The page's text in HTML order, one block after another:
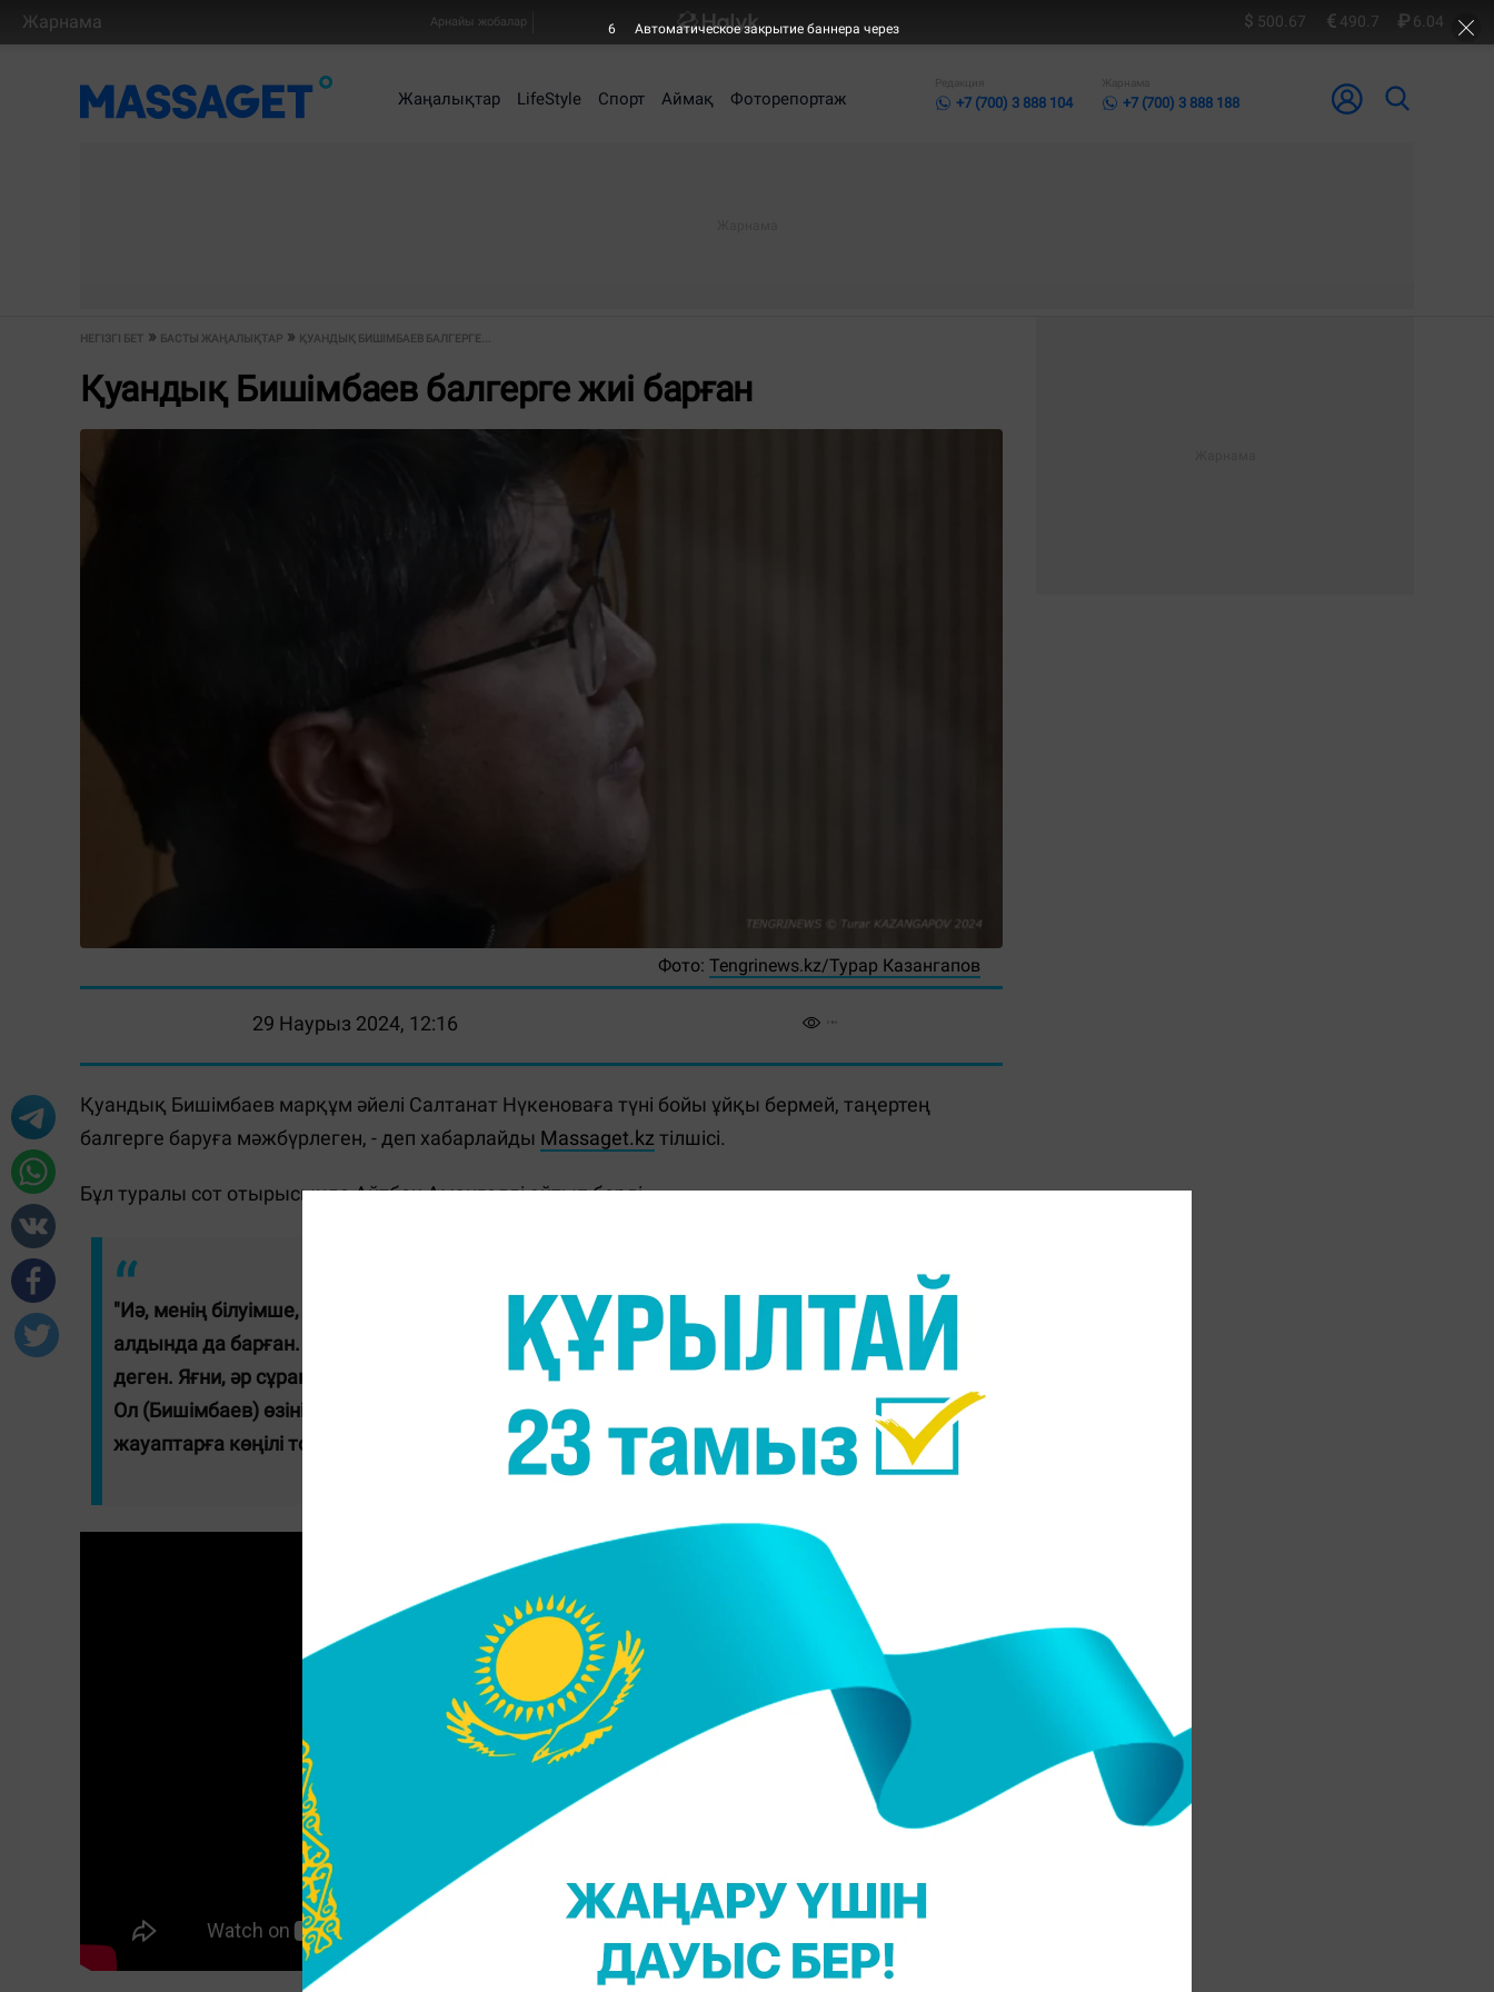
Жарнама Арнайы жобалар 500.67 490.7 6.04
Жаңалықтар LifeStyle Спорт Аймақ Фоторепортаж
Редакция
+7 (700) 3 888 104
Жарнама
+7 (700) 3 888 188
НЕГІЗГІ БЕТ БАСТЫ ЖАҢАЛЫҚТАР ҚУАНДЫҚ БИШІМБАЕВ БАЛГЕРГЕ...
Қуандық Бишімбаев балгерге жиі барған
Фото: Tengrinews.kz/Турар Казангапов
29 Наурыз 2024, 12:16
Қуандық Бишімбаев марқұм әйелі Салтанат Нүкеноваға түні бойы ұйқы бермей, таңертең
балгерге баруға мәжбүрлеген, - деп хабарлайды Massaget.kz тілшісі.
Бұл туралы сот отырысында Айтбек Амангелді айтып берді.
"Иә, менің білуімше, Қуандық балгерлерге жиі баратын. Тіпті Салтанатпен кездесер
алдында да барған. Балгер "иә, сендерде бәрі жақсы болады, ол сені жақсы көріп қалады"
деген. Яғни, әр сұрақ бойынша баратын. Салтанатты да өзімен алып жүретін.
Ол (Бишімбаев) өзінің сұрақтарына жеткілікті жауап ала алмайтын. Яғни Салтанат берген
жауаптарға көңілі толмайтын. Бір сұрақты бірнеше рет қоятын", - дейді Айтбек Амангелді.
5 Автоматическое закрытие баннера через